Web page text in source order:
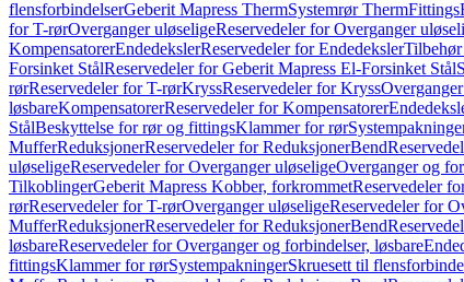
flensforbindelserGeberit Mapress ThermSystemrør ThermFittings
for T-rørOverganger uløseligeReservedeler for Overganger
KompensatorerEndedekslerReservedeler for Endedeksler
Forsinket StålReservedeler for Geberit Mapress El-Forsinket Stål
rørReservedeler for T-rørKryssReservedeler for Kryss
løsbareKompensatorerReservedeler for Kompensatorer
StålBeskyttelse for rør og fittingsKlammer for rør
MufferReduksjonerReservedeler for ReduksjonerBend
uløseligeReservedeler for Overganger uløseligeOverganger og
TilkoblingerGeberit Mapress Kobber, forkrommetReservedeler
rørReservedeler for T-rørOverganger uløseligeReservedeler for
MufferReduksjonerReservedeler for ReduksjonerBend
løsbareReservedeler for Overganger og forbindelser, løsbare
fittingsKlammer for rørSystempakningerSkruesett til